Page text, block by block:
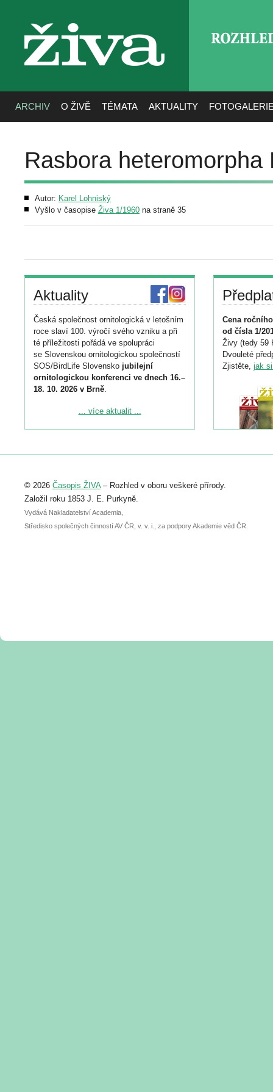
živa
ARCHIV O ŽIVĚ TÉMATA AKTUALITY
Rasbora heteromorpha
Autor: Karel Lohniský
Vyšlo v časopise Živa 1/1960 na straně 35
Aktuality
Česká společnost ornitologická v letošním
roce slaví 100. výročí svého vzniku a při
té příležitosti pořádá ve spolupráci
se Slovenskou ornitologickou společností
SOS/BirdLife Slovensko jubilejní
ornitologickou konferenci ve dnech 16.–
18. 10. 2026 v Brně.
Podrobnější informace ke konferenci
Registrovat se můžete do 6. září.
abstraktu přihlášené přednášky nebo
posteru je už 30. června.
... více aktualit ...
Cena
od čísla 1/
Živy (tedy 59
Dvouleté
Zjistěte, jak
© 2026 Časopis ŽIVA– Rozhled v oboru veškeré přírody.
Založil roku 1853 J. E. Purkyně.
Vydává Nakladatelství Academia,
Středisko společných činností AV ČR, v. v. i., za podpory Akademie věd ČR.